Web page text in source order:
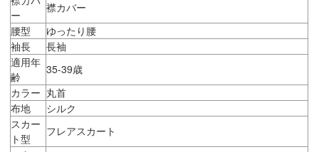
ー
襟カバー
腰型
ゆったり腰
袖長
長袖
適用年
齢
35-39歳
カラー 丸首
布地
シルク
スカー
ト型
フレアスカート